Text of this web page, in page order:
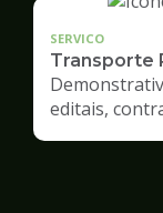
SERVICO
Transporte
editais,